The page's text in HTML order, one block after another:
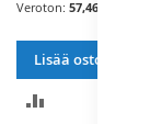
57,46 €
Lisää ostoskoriin